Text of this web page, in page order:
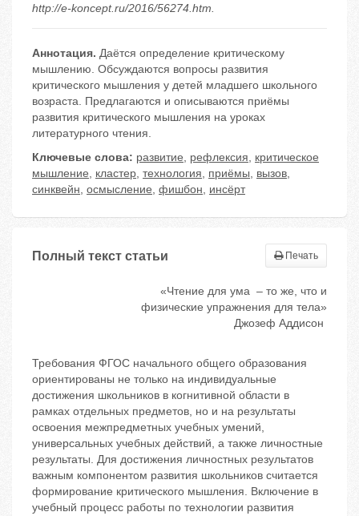
http://e-koncept.ru/2016/56274.htm.
Аннотация. Даётся определение критическому
мышлению. Обсуждаются вопросы развития
критического мышления у детей младшего школьного
возраста. Предлагаются и описываются приёмы
развития критического мышления на уроках
литературного чтения.
Ключевые слова: развитие, рефлексия, критическое
мышление, кластер, технология, приёмы, вызов,
синквейн, осмысление, фишбон, инсёрт
Полный текст статьи Печать
«Чтение для ума – то же, что и
физические упражнения для тела»
Джозеф Аддисон
Требования ФГОС начального общего образования
ориентированы не только на индивидуальные
достижения школьников в когнитивной области в
рамках отдельных предметов, но и на результаты
освоения межпредметных учебных умений,
универсальных учебных действий, а также личностные
результаты. Для достижения личностных результатов
важным компонентом развития школьников считается
формирование критического мышления. Включение в
учебный процесс работы по технологии развития